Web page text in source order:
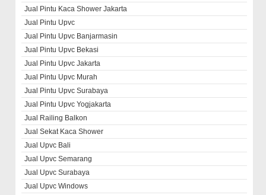
Jual Pintu Kaca Shower Jakarta
Jual Pintu Upvc
Jual Pintu Upvc Banjarmasin
Jual Pintu Upvc Bekasi
Jual Pintu Upvc Jakarta
Jual Pintu Upvc Murah
Jual Pintu Upvc Surabaya
Jual Pintu Upvc Yogjakarta
Jual Railing Balkon
Jual Sekat Kaca Shower
Jual Upvc Bali
Jual Upvc Semarang
Jual Upvc Surabaya
Jual Upvc Windows